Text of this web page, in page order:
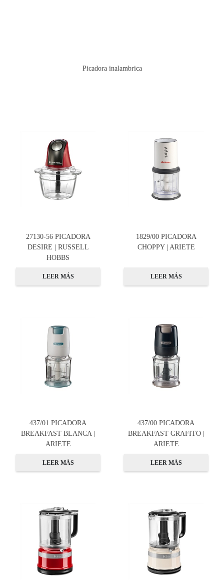
Picadora inalambrica
27130-56 PICADORA
DESIRE | RUSSELL
HOBBS
LEER MÁS
1829/00 PICADORA
CHOPPY | ARIETE
LEER MÁS
437/01 PICADORA
BREAKFAST BLANCA |
ARIETE
LEER MÁS
437/00 PICADORA
BREAKFAST GRAFITO |
ARIETE
LEER MÁS